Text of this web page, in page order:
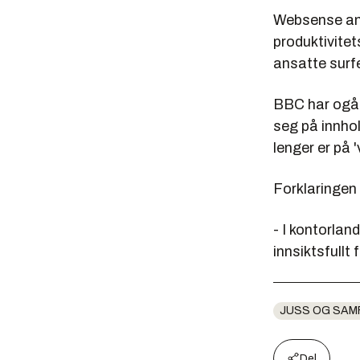
Websense
ansatte
BBC har
seg på
lenger er på
Forklaringen
- I
innsiktsfullt
JUSS OG